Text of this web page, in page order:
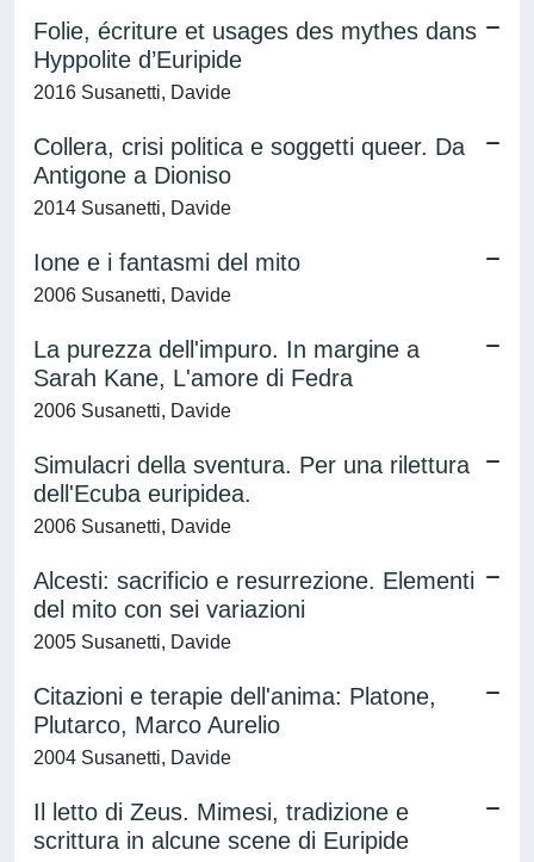
Folie, écriture et usages des mythes dans
Hyppolite d’Euripide
2016 Susanetti, Davide
Collera, crisi politica e soggetti queer. Da
Antigone a Dioniso
2014 Susanetti, Davide
Ione e i fantasmi del mito
2006 Susanetti, Davide
La purezza dell'impuro. In margine a
Sarah Kane, L'amore di Fedra
2006 Susanetti, Davide
Simulacri della sventura. Per una rilettura
dell'Ecuba euripidea.
2006 Susanetti, Davide
Alcesti: sacrificio e resurrezione. Elementi
del mito con sei variazioni
2005 Susanetti, Davide
Citazioni e terapie dell'anima: Platone,
Plutarco, Marco Aurelio
2004 Susanetti, Davide
Il letto di Zeus. Mimesi, tradizione e
scrittura in alcune scene di Euripide